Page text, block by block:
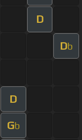
D
Db
D
Gb